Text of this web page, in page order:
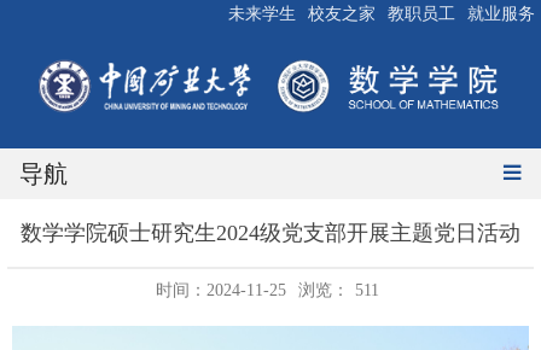
未来学生 校友之家 教职员工 就业服务
导航
数学学院硕士研究生2024级党支部开展主题党日活动
时间：2024-11-25 浏览： 511